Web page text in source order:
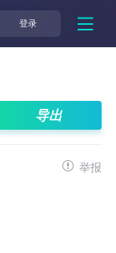
登录
导出
举报